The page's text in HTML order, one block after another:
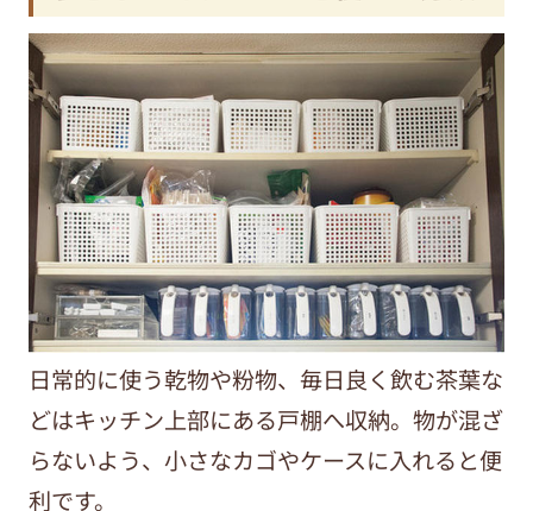
日常的に使う乾物や粉物、毎日良く飲む茶葉な
どはキッチン上部にある戸棚へ収納。物が混ざ
らないよう、小さなカゴやケースに入れると便
利です。